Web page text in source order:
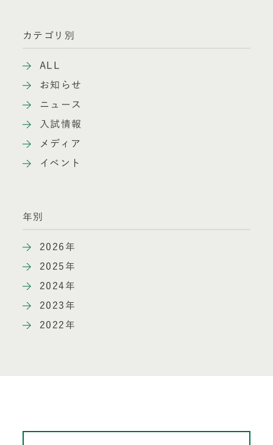
カテゴリ別
ALL
お知らせ
ニュース
入試情報
メディア
イベント
年別
2026年
2025年
2024年
2023年
2022年